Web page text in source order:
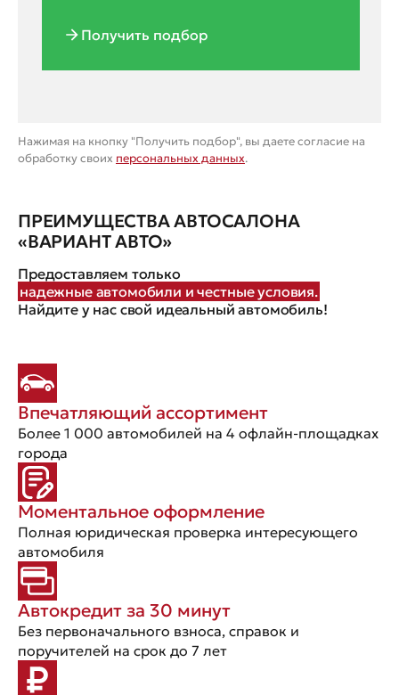
Получить подбор
Нажимая на кнопку "Получить подбор", вы даете согласие на
обработку своих персональных данных.
ПРЕИМУЩЕСТВА АВТОСАЛОНА
«ВАРИАНТ АВТО»
Предоставляем только
надежные автомобили и честные условия.
Найдите у нас свой идеальный автомобиль!
Впечатляющий ассортимент
Более 1 000 автомобилей на 4 офлайн-площадках
города
Моментальное оформление
Полная юридическая проверка интересующего
автомобиля
Автокредит за 30 минут
Без первоначального взноса, справок и
поручителей на срок до 7 лет